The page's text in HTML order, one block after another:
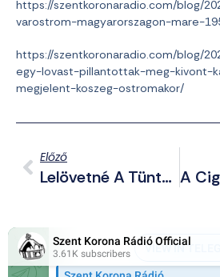
https://szentkoronaradio.com/blog/
varostrom-magyarorszagon-mare-
https://szentkoronaradio.com/blog/
egy-lovast-pillantottak-meg-kivont-
megjelent-koszeg-ostromakor/
Előző
Lelövetné A Tüntető Íreket A Migráns Írországi Politikus